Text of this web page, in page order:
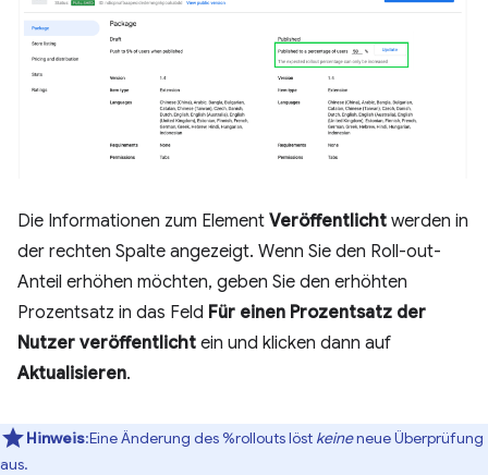
Die Informationen zum Element Veröffentlicht werden in
der rechten Spalte angezeigt. Wenn Sie den Roll-out-
Anteil erhöhen möchten, geben Sie den erhöhten
Prozentsatz in das Feld Für einen Prozentsatz der
Nutzer veröffentlicht ein und klicken dann auf
Aktualisieren.
Hinweis:Eine Änderung des %rollouts löst keineneue Überprüfung
aus.